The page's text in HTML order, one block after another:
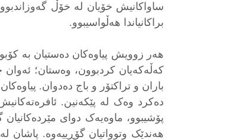
ساواکانیش خۆیان لە خۆڵ
براکانیاندا هەڵواسیبوو.
هەر زوویش پیاوەکان دەستیان به
کەڵەکەیان کردبوون، وەستان؛ ئەوان
باران و تراکتۆر و باج دەدوان.
دەکرد وەک لە پێکەنین.
پۆشیبوو، ماوەیەک دوای
هەندێک وتوواتیان گۆڕییەوە. پاشان